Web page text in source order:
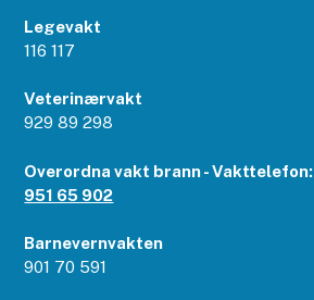
Legevakt
116 117
Veterinærvakt
929 89 298
Overordna vakt brann - Vakttelefon:
951 65 902
Barnevernvakten
901 70 591